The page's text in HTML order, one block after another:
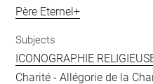
Père Eternel+
Subjects
ICONOGRAPHIE
Charité -Allégorie de la